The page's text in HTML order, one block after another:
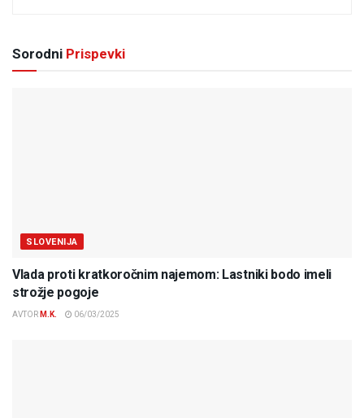
Sorodni Prispevki
SLOVENIJA
Vlada proti kratkoročnim najemom: Lastniki bodo imeli
strožje pogoje
AVTOR M.K. 06/03/2025